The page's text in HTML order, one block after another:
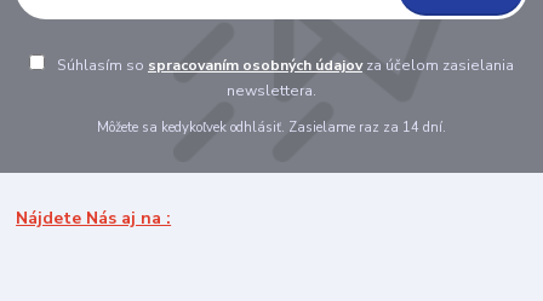
Súhlasím so spracovaním osobných údajovza účelom zasielania
newslettera.
Môžete sa kedykoľvek odhlásiť. Zasielame raz za 14 dní.
Nájdete Nás aj na :